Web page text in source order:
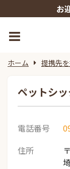
お
ホーム 提携先
ペットシ
電話番号
住所